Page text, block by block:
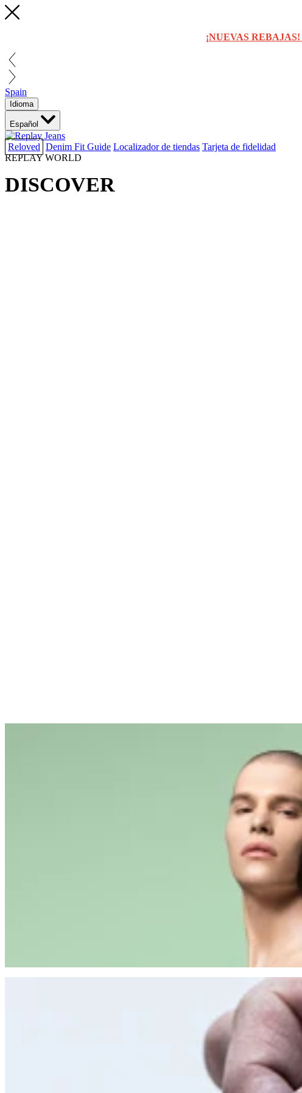
¡NUEVAS REBAJAS!
Spain
Idioma
Español
Reloved Denim Fit Guide Localizador de tiendas Tarjeta de fidelidad
REPLAY WORLD
DISCOVER